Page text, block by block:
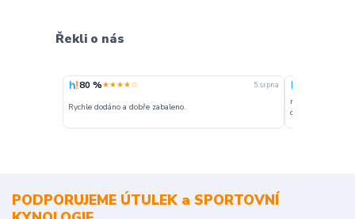
Řekli o nás
80 %★★★★☆ 5. srpna
Rychle dodáno a dobře zabaleno.
nakupuji
o stavu
PODPORUJEME ÚTULEK a SPORTOVNÍ